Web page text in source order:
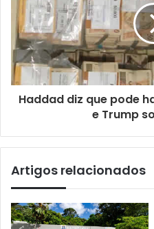
Haddad diz que pode
e Trump
Artigos relacionados